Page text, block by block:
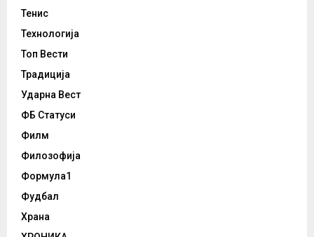
Тенис
Технологија
Топ Вести
Традиција
Ударна Вест
ФБ Статуси
Филм
Филозофија
Формула1
Фудбал
Храна